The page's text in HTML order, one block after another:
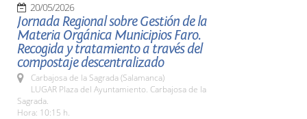
20/05/2026
Jornada Regional sobre Gestión de la
Materia Orgánica Municipios Faro.
Recogida y tratamiento a través del
compostaje descentralizado
Carbajosa de la Sagrada (Salamanca)
LUGAR Plaza del Ayuntamiento. Carbajosa de la
Sagrada.
Hora: 10:15 h.